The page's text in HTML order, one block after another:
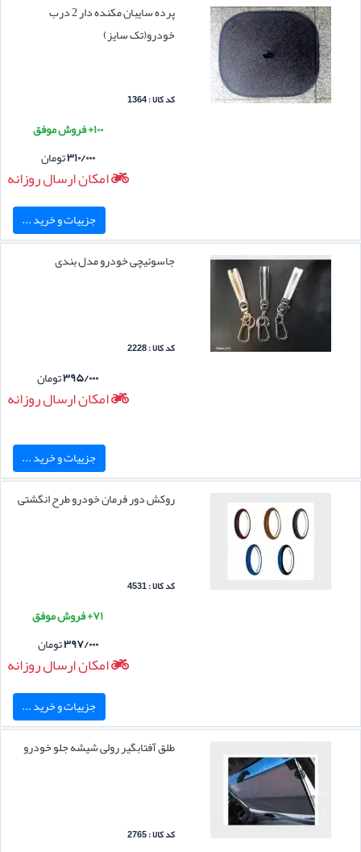
پرده سایبان مکنده دار 2 درب
خودرو(تک سایز)
کد کالا : 1364
۱۰۰+ فروش موفق
۳۱۰/۰۰۰تومان
امکان ارسال روزانه
جزییات و خرید ...
جاسوئیچی خودرو مدل بندی
کد کالا : 2228
۳۹۵/۰۰۰تومان
امکان ارسال روزانه
جزییات و خرید ...
روکش دور فرمان خودرو طرح انگشتی
کد کالا : 4531
۷۱+ فروش موفق
۳۹۷/۰۰۰تومان
امکان ارسال روزانه
جزییات و خرید ...
طلق آفتابگیر رولی شیشه جلو خودرو
کد کالا : 2765